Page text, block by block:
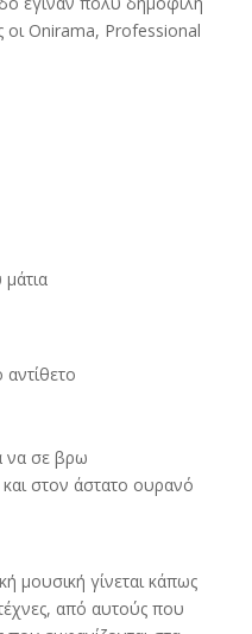
οι Onirama, Professional
αντίθετο
να σε βρω
στον άστατο ουρανό
μουσική γίνεται κάπως
από αυτούς που